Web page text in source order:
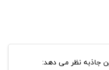
جاذبه نظر می دهد: